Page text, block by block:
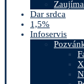
Dar srdca
1,5%
Infoservis